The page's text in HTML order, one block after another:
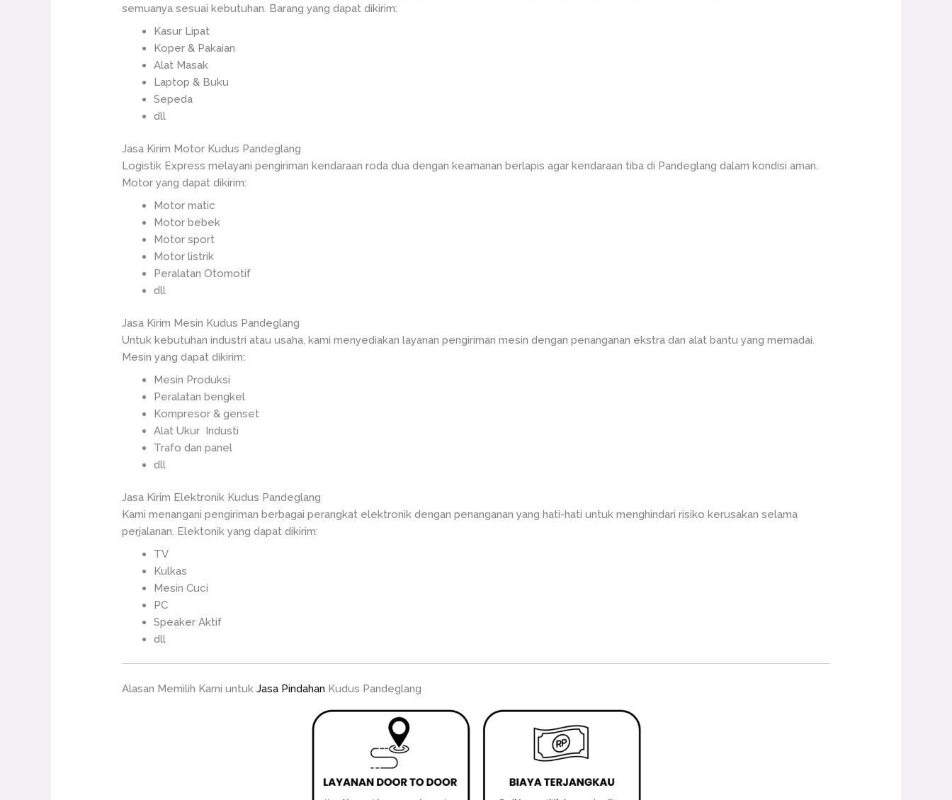
semuanya sesuai kebutuhan. Barang yang dapat dikirim:
Kasur Lipat
Koper & Pakaian
Alat Masak
Laptop & Buku
Sepeda
dll
Jasa Kirim Motor Kudus Pandeglang
Logistik Express melayani pengiriman kendaraan roda dua dengan keamanan berlapis agar kendaraan tiba di Pandeglang dalam kondisi aman.
Motor yang dapat dikirim:
Motor matic
Motor bebek
Motor sport
Motor listrik
Peralatan Otomotif
dll
Jasa Kirim Mesin Kudus Pandeglang
Untuk kebutuhan industri atau usaha, kami menyediakan layanan pengiriman mesin dengan penanganan ekstra dan alat bantu yang memadai.
Mesin yang dapat dikirim:
Mesin Produksi
Peralatan bengkel
Kompresor & genset
Alat Ukur Industi
Trafo dan panel
dll
Jasa Kirim Elektronik Kudus Pandeglang
Kami menangani pengiriman berbagai perangkat elektronik dengan penanganan yang hati-hati untuk menghindari risiko kerusakan selama
perjalanan. Elektonik yang dapat dikirim:
TV
Kulkas
Mesin Cuci
PC
Speaker Aktif
dll
Alasan Memilih Kami untukJasa Pindahan Kudus Pandeglang